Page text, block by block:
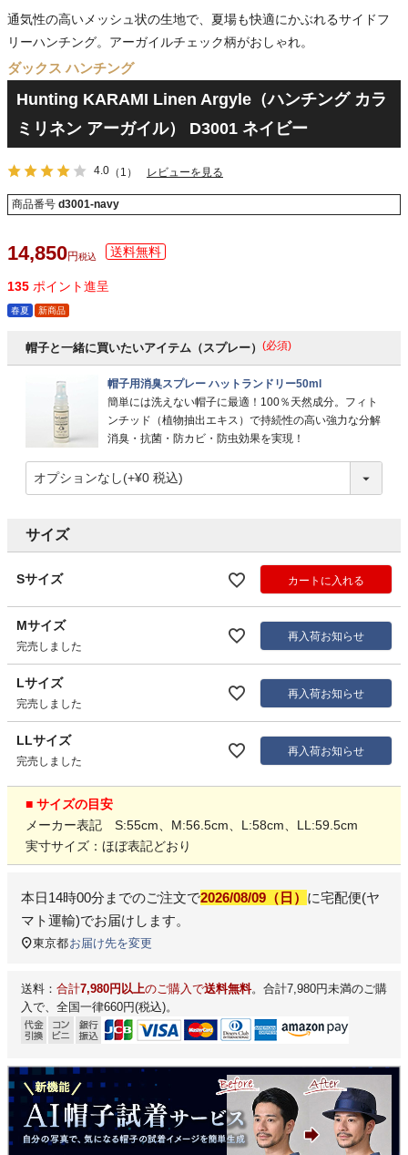
通気性の高いメッシュ状の生地で、夏場も快適にかぶれるサイドフ
リーハンチング。アーガイルチェック柄がおしゃれ。
ダックス ハンチング
Hunting KARAMI Linen Argyle（ハンチング カラ
ミリネン アーガイル） D3001 ネイビー
4.0 （1） レビューを見る
商品番号 d3001-navy
14,850 税込
135 ポイント進呈
春夏 新商品
帽子と一緒に買いたいアイテム（スプレー） (必須)
帽子用消臭スプレー ハットランドリー50ml
簡単には洗えない帽子に最適！100％天然成分。フィト
ンチッド（植物抽出エキス）で持続性の高い強力な分解
消臭・抗菌・防カビ・防虫効果を実現！
サイズ
Sサイズ カートに入れる
Mサイズ
完売しました
再入荷お知らせ
Lサイズ
完売しました
再入荷お知らせ
LLサイズ
完売しました
再入荷お知らせ
■ サイズの目安
メーカー表記 S:55cm、M:56.5cm、L:58cm、LL:59.5cm
実寸サイズ：ほぼ表記どおり
本日14時00分 までのご注文で2026/08/09（日） に宅配便(ヤ
マト運輸)でお届けします。
東京都お届け先を変更
送料： 合計7,980円以上のご購入で送料無料。合計7,980円未満のご購
入で、全国一律660円(税込)。